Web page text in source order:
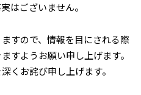
はございません。
すので、情報を目にされる際
すようお願い申し上げます。
くお詫び申し上げます。